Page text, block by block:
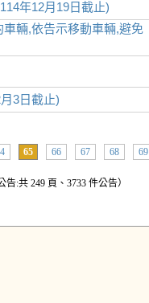
年12月19日截止)
車輛,依告示移動車輛,避免
3日截止)
65 66 67 68 69
告:共 249 頁、3733 件公告）